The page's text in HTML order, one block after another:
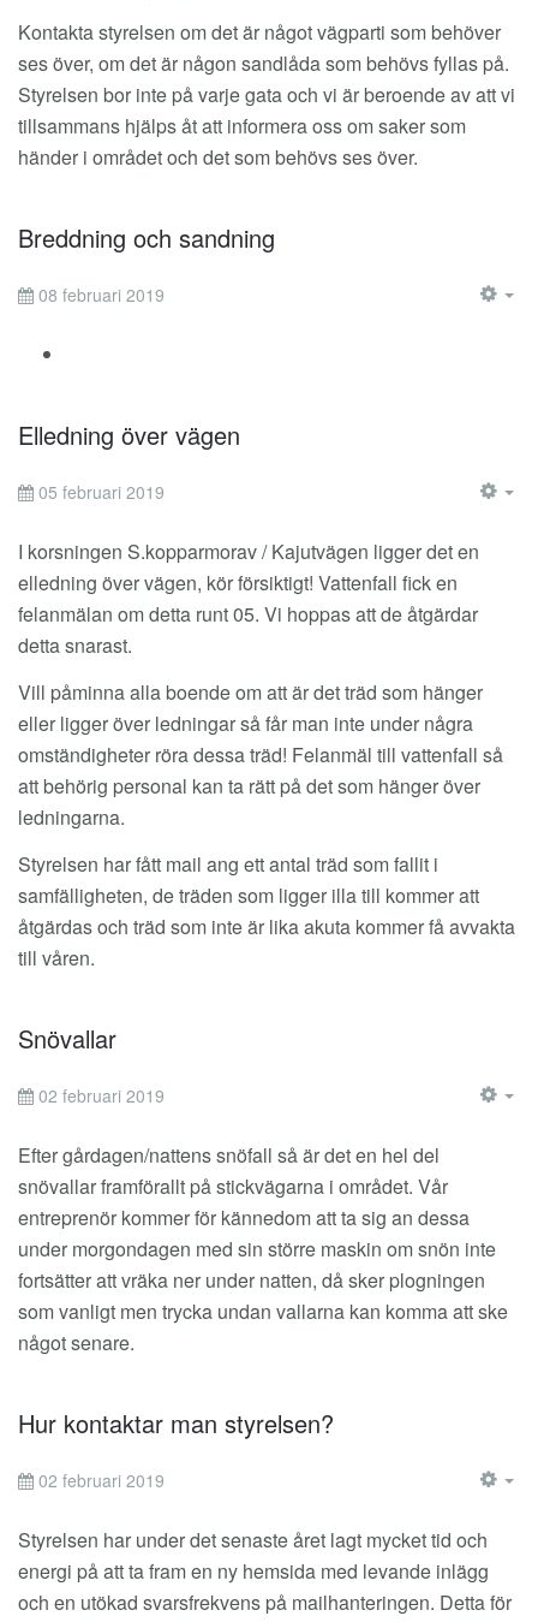
Kontakta styrelsen om det är något vägparti som behöver
ses över, om det är någon sandlåda som behövs fyllas på.
Styrelsen bor inte på varje gata och vi är beroende av att vi
tillsammans hjälps åt att informera oss om saker som
händer i området och det som behövs ses över.
Breddning och sandning
08 februari 2019
Elledning över vägen
05 februari 2019
I korsningen S.kopparmorav / Kajutvägen ligger det en
elledning över vägen, kör försiktigt! Vattenfall fick en
felanmälan om detta runt 05. Vi hoppas att de åtgärdar
detta snarast.
Vill påminna alla boende om att är det träd som hänger
eller ligger över ledningar så får man inte under några
omständigheter röra dessa träd! Felanmäl till vattenfall så
att behörig personal kan ta rätt på det som hänger över
ledningarna.
Styrelsen har fått mail ang ett antal träd som fallit i
samfälligheten, de träden som ligger illa till kommer att
åtgärdas och träd som inte är lika akuta kommer få avvakta
till våren.
Snövallar
02 februari 2019
Efter gårdagen/nattens snöfall så är det en hel del
snövallar framförallt på stickvägarna i området. Vår
entreprenör kommer för kännedom att ta sig an dessa
under morgondagen med sin större maskin om snön inte
fortsätter att vräka ner under natten, då sker plogningen
som vanligt men trycka undan vallarna kan komma att ske
något senare.
Hur kontaktar man styrelsen?
02 februari 2019
Styrelsen har under det senaste året lagt mycket tid och
energi på att ta fram en ny hemsida med levande inlägg
och en utökad svarsfrekvens på mailhanteringen. Detta för